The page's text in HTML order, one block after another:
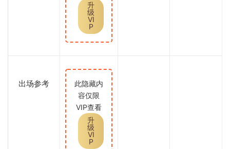
升
级
VI
P
出场参考
此隐藏内
容仅限
VIP查看
升
级
VI
P